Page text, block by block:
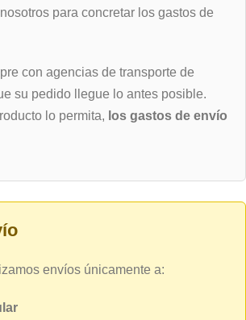
para concretar los gastos de
con agencias de transporte de
su pedido llegue lo antes posible.
lo permita, los gastos de envío
envíos únicamente a: